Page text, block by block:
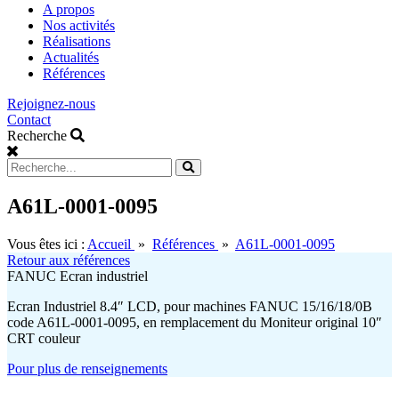
A propos
Nos activités
Réalisations
Actualités
Références
Rejoignez-nous
Contact
Recherche
A61L-0001-0095
Vous êtes ici : Accueil » Références » A61L-0001-0095
Retour aux références
FANUC Ecran industriel
Ecran Industriel 8.4″ LCD, pour machines FANUC 15/16/18/0B
code A61L-0001-0095, en remplacement du Moniteur original 10″
CRT couleur
Pour plus de renseignements